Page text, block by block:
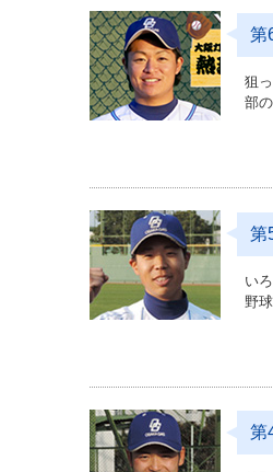
第
狙
部
第
い
野
第